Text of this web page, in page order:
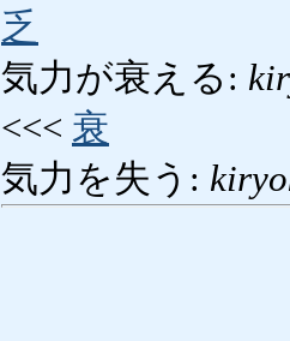
乏
気力が衰える:
<<< 衰
気力を失う: